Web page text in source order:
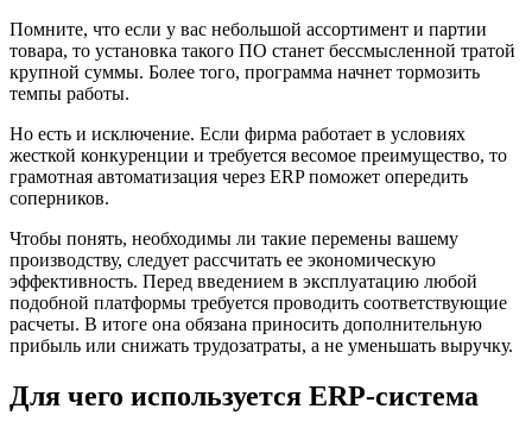
Помните, что если у вас небольшой ассортимент и партии
товара, то установка такого ПО станет бессмысленной тратой
крупной суммы. Более того, программа начнет тормозить
темпы работы.
Но есть и исключение. Если фирма работает в условиях
жесткой конкуренции и требуется весомое преимущество, то
грамотная автоматизация через ERP поможет опередить
соперников.
Чтобы понять, необходимы ли такие перемены вашему
производству, следует рассчитать ее экономическую
эффективность. Перед введением в эксплуатацию любой
подобной платформы требуется проводить соответствующие
расчеты. В итоге она обязана приносить дополнительную
прибыль или снижать трудозатраты, а не уменьшать выручку.
Для чего используется ERP-система